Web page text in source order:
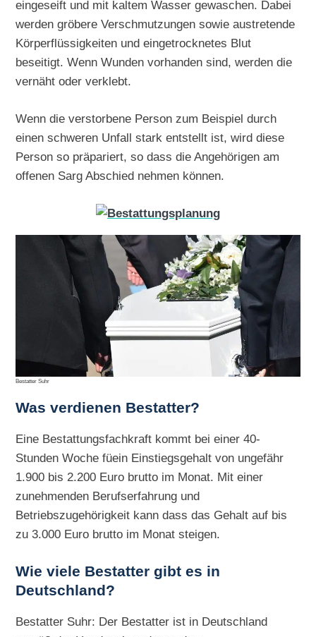
eingeseift und mit kaltem Wasser gewaschen. Dabei
werden gröbere Verschmutzungen sowie austretende
Körperflüssigkeiten und eingetrocknetes Blut
beseitigt. Wenn Wunden vorhanden sind, werden die
vernäht oder verklebt.
Wenn die verstorbene Person zum Beispiel durch
einen schweren Unfall stark entstellt ist, wird diese
Person so präpariert, so dass die Angehörigen am
offenen Sarg Abschied nehmen können.
Bestatter Suhr
Was verdienen Bestatter?
Eine Bestattungsfachkraft kommt bei einer 40-
Stunden Woche füein Einstiegsgehalt von ungefähr
1.900 bis 2.200 Euro brutto im Monat. Mit einer
zunehmenden Berufserfahrung und
Betriebszugehörigkeit kann dass das Gehalt auf bis
zu 3.000 Euro brutto im Monat steigen.
Wie viele Bestatter gibt es in
Deutschland?
Bestatter Suhr: Der Bestatter ist in Deutschland